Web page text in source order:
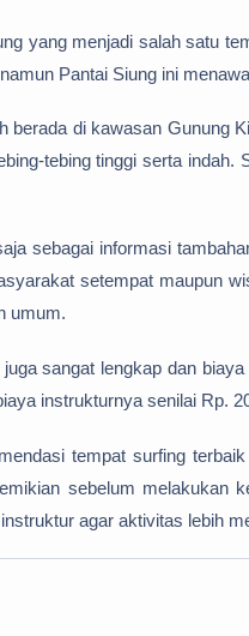
yang menjadi salah satu
Pantai Siung ini
berada di kawasan Gunung
tebing tinggi serta
sebagai informasi
setempat maupun
umum.
sangat lengkap dan
instrukturnya senilai Rp.
tempat surfing
sebelum melakukan
agar aktivitas lebih